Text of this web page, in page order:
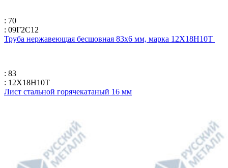
: 70
: 09Г2С12
Труба нержавеющая бесшовная 83х6 мм, марка 12Х18Н10Т
: 83
: 12Х18Н10Т
Лист стальной горячекатаный 16 мм